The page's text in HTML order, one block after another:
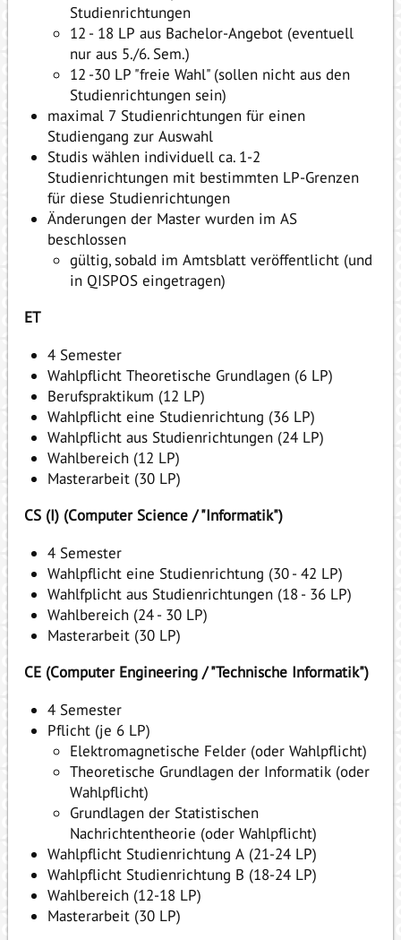
Studienrichtungen
12 - 18 LP aus Bachelor-Angebot (eventuell
nur aus 5./6. Sem.)
12 -30 LP "freie Wahl" (sollen nicht aus den
Studienrichtungen sein)
maximal 7 Studienrichtungen für einen
Studiengang zur Auswahl
Studis wählen individuell ca. 1-2
Studienrichtungen mit bestimmten LP-Grenzen
für diese Studienrichtungen
Änderungen der Master wurden im AS
beschlossen
gültig, sobald im Amtsblatt veröffentlicht (und
in QISPOS eingetragen)
ET
4 Semester
Wahlpflicht Theoretische Grundlagen (6 LP)
Berufspraktikum (12 LP)
Wahlpflicht eine Studienrichtung (36 LP)
Wahlpflicht aus Studienrichtungen (24 LP)
Wahlbereich (12 LP)
Masterarbeit (30 LP)
CS (I) (Computer Science / "Informatik")
4 Semester
Wahlpflicht eine Studienrichtung (30 - 42 LP)
Wahlfplicht aus Studienrichtungen (18 - 36 LP)
Wahlbereich (24 - 30 LP)
Masterarbeit (30 LP)
CE (Computer Engineering / "Technische Informatik")
4 Semester
Pflicht (je 6 LP)
Elektromagnetische Felder (oder Wahlpflicht)
Theoretische Grundlagen der Informatik (oder
Wahlpflicht)
Grundlagen der Statistischen
Nachrichtentheorie (oder Wahlpflicht)
Wahlpflicht Studienrichtung A (21-24 LP)
Wahlpflicht Studienrichtung B (18-24 LP)
Wahlbereich (12-18 LP)
Masterarbeit (30 LP)